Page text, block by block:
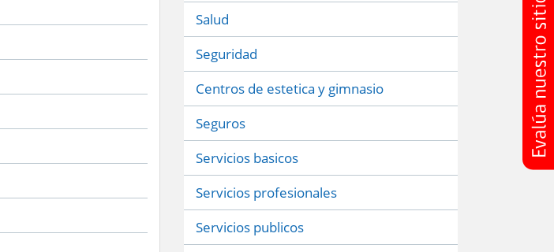
Salud
Seguridad
Centros de estetica y gimnasio
Seguros
Servicios basicos
Servicios profesionales
Servicios publicos